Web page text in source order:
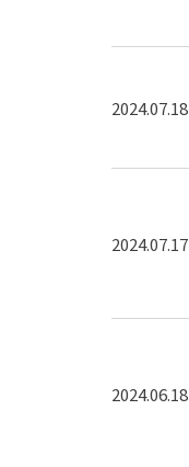
2024.07.18
2024.07.17
2024.06.18